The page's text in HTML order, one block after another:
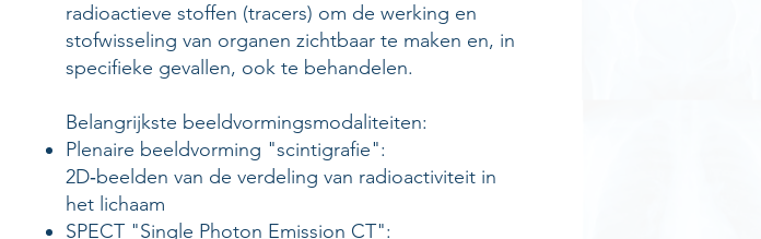
radioactieve stoffen (tracers) om de werking en
stofwisseling van organen zichtbaar te maken en, in
specifieke gevallen, ook te behandelen.
Belangrijkste beeldvormingsmodaliteiten:
Plenaire beeldvorming "scintigrafie":
2D‑beelden van de verdeling van radioactiviteit in
het lichaam
SPECT "Single Photon Emission CT":